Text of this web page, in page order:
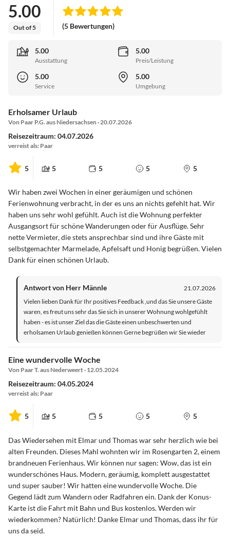
5.00
Out of 5 (5 Bewertungen)
5.00
Ausstattung
5.00
Preis/Leistung
5.00
Service
5.00
Umgebung
Erholsamer Urlaub
Von Paar P.G. aus Niedersachsen · 20.07.2026
Reisezeitraum: 04.07.2026
verreist als: Paar
5 5 5 5 5
Wir haben zwei Wochen in einer geräumigen und schönen
Ferienwohnung verbracht, in der es uns an nichts gefehlt hat. Wir
haben uns sehr wohl gefühlt. Auch ist die Wohnung perfekter
Ausgangsort für schöne Wanderungen oder für Ausflüge. Sehr
nette Vermieter, die stets ansprechbar sind und ihre Gäste mit
selbstgemachter Marmelade, Apfelsaft und Honig begrüßen. Vielen
Dank für einen schönen Urlaub.
Antwort von Herr Männle
21.07.2026
Vielen lieben Dank für Ihr positives Feedback ,und das Sie unsere Gäste
waren, es freut uns sehr das Sie sich in unserer Wohnung wohlgefühlt
haben - es ist unser Ziel das die Gäste einen unbeschwerten und
erholsamen Urlaub genießen können Gerne begrüßen wir Sie wieder
Eine wundervolle Woche
Von Paar T. aus Nederweert · 12.05.2024
Reisezeitraum: 04.05.2024
verreist als: Paar
5 5 5 5 5
Das Wiedersehen mit Elmar und Thomas war sehr herzlich wie bei
alten Freunden. Dieses Mahl wohnten wir im Rosengarten 2, einem
brandneuen Ferienhaus. Wir können nur sagen: Wow, das ist ein
wunderschönes Haus. Modern, geräumig, komplett ausgestattet
und super sauber! Wir hatten eine wundervolle Woche. Die
Gegend lädt zum Wandern oder Radfahren ein. Dank der Konus-
Karte ist die Fahrt mit Bahn und Bus kostenlos. Werden wir
wiederkommen? Natürlich! Danke Elmar und Thomas, dass ihr für
uns da seid.